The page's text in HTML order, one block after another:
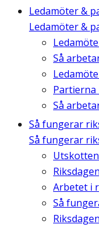
Ledamöter &
Ledamöter &
Så
Partierna
Så
Så fungerar
Så fungerar
Arbetet i
Så